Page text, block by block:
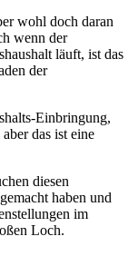
wohl doch daran
wenn der
läuft, ist das
der
Einbringung,
das ist eine
diesen
haben und
im
Loch.